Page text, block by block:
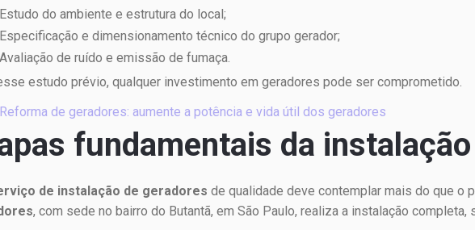
Estudo do ambiente e estrutura do local;
Especificação e dimensionamento técnico do grupo gerador;
Avaliação de ruído e emissão de fumaça.
estudo prévio, qualquer investimento em geradores pode ser comprometido.
Reforma de geradores: aumente a potência e vida útil dos geradores
fundamentais da
de instalação de geradores de qualidade deve contemplar mais do que o
, com sede no bairro do Butantã, em São Paulo, realiza a instalação